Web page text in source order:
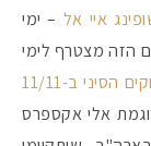
איי אל – ימי
הזה מצטרף לימי
הסיני ב-11/11
אלי אקספרס